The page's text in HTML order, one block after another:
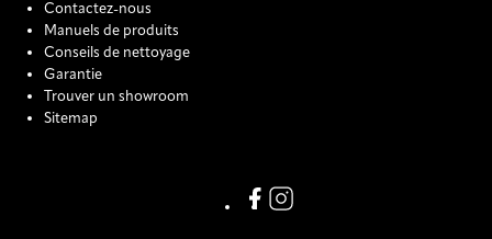
Contactez-nous
Manuels de produits
Conseils de nettoyage
Garantie
Trouver un showroom
Sitemap
Link missing Display text from
Link missing Display text